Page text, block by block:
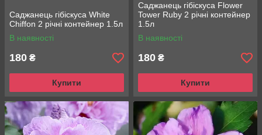
Саджанець гібіскуса White
Chiffon 2 річні контейнер 1.5л
В наявності
180 ₴
Купити
Саджанець гібіскуса Flower
Tower Ruby 2 річні контейнер
1.5л
В наявності
180 ₴
Купити